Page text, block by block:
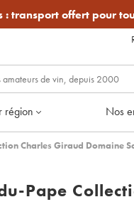
:transport offert pour
région Nos
Charles Giraud Domaine
Pape